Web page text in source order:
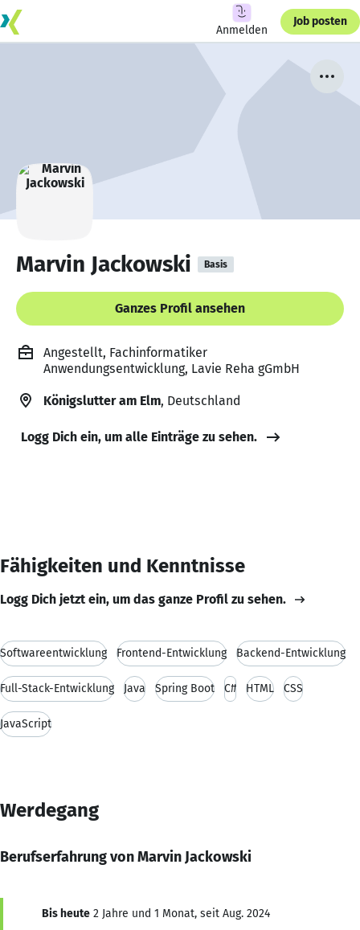
Anmelden
Job posten
Marvin Jackowski Basis
Ganzes Profil ansehen
Angestellt, Fachinformatiker
Anwendungsentwicklung, Lavie Reha gGmbH
Königslutter am Elm, Deutschland
Logg Dich ein, um alle Einträge zu sehen.
Fähigkeiten und Kenntnisse
Logg Dich jetzt ein, um das ganze Profil zu sehen.
Softwareentwicklung Frontend-Entwicklung Backend-Entwicklung
Full-Stack-Entwicklung Java Spring Boot C# HTML CSS
JavaScript
Werdegang
Berufserfahrung von Marvin Jackowski
Bis heute 2 Jahre und 1 Monat, seit Aug. 2024